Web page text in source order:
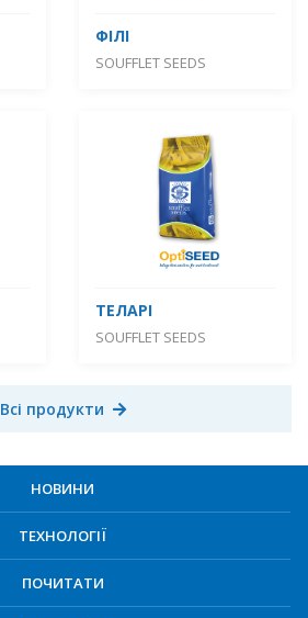
ФІЛІ
SOUFFLET SEEDS
ТЕЛАРІ
SOUFFLET SEEDS
Всі продукти
НОВИНИ
ТЕХНОЛОГІЇ
ПОЧИТАТИ